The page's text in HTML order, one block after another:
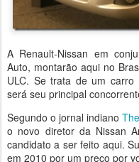
A Renault-Nissan em
Auto, montarão aqui no
ULC. Se trata de um
será seu principal
Segundo o jornal indiano
o novo diretor da Nissan
candidato a ser feito aqui.
em 2010 por um preço por